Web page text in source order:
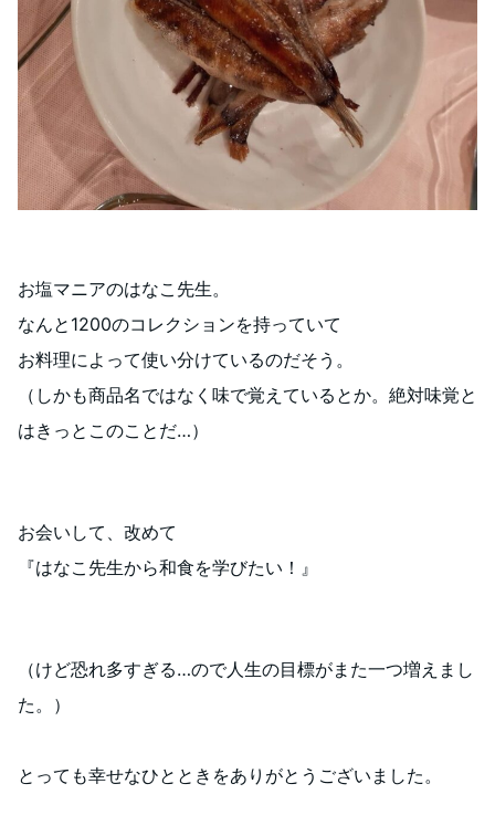
お塩マニアのはなこ先生。
なんと1200のコレクションを持っていて
お料理によって使い分けているのだそう。
（しかも商品名ではなく味で覚えているとか。絶対味覚と
はきっとこのことだ…）
お会いして、改めて
『はなこ先生から和食を学びたい！』
（けど恐れ多すぎる…ので人生の目標がまた一つ増えまし
た。）
とっても幸せなひとときをありがとうございました。